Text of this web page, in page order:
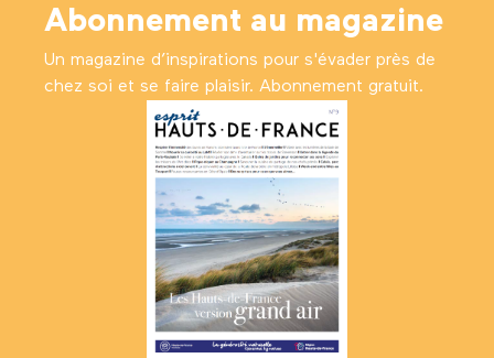
Abonnement au magazine
Un magazine d’inspirations pour s'évader près de
chez soi et se faire plaisir. Abonnement gratuit.